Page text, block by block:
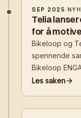
SEP 2025·
Telia
for å
Bikeloop og
spennende
Bikeloop
Les saken